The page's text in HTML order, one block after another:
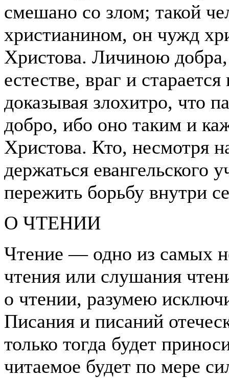
смешано со злом; такой
христианином, он чужд
Христова. Личиною
естестве, враг и
доказывая злохитро, что
добро, ибо оно таким и
Христова. Кто, несмотря
держаться евангельского
пережить борьбу внутри
О ЧТЕНИИ
Чтение — одно из самых
чтения или слушания
о чтении, разумею
Писания и писаний
только тогда будет
читаемое будет по мере